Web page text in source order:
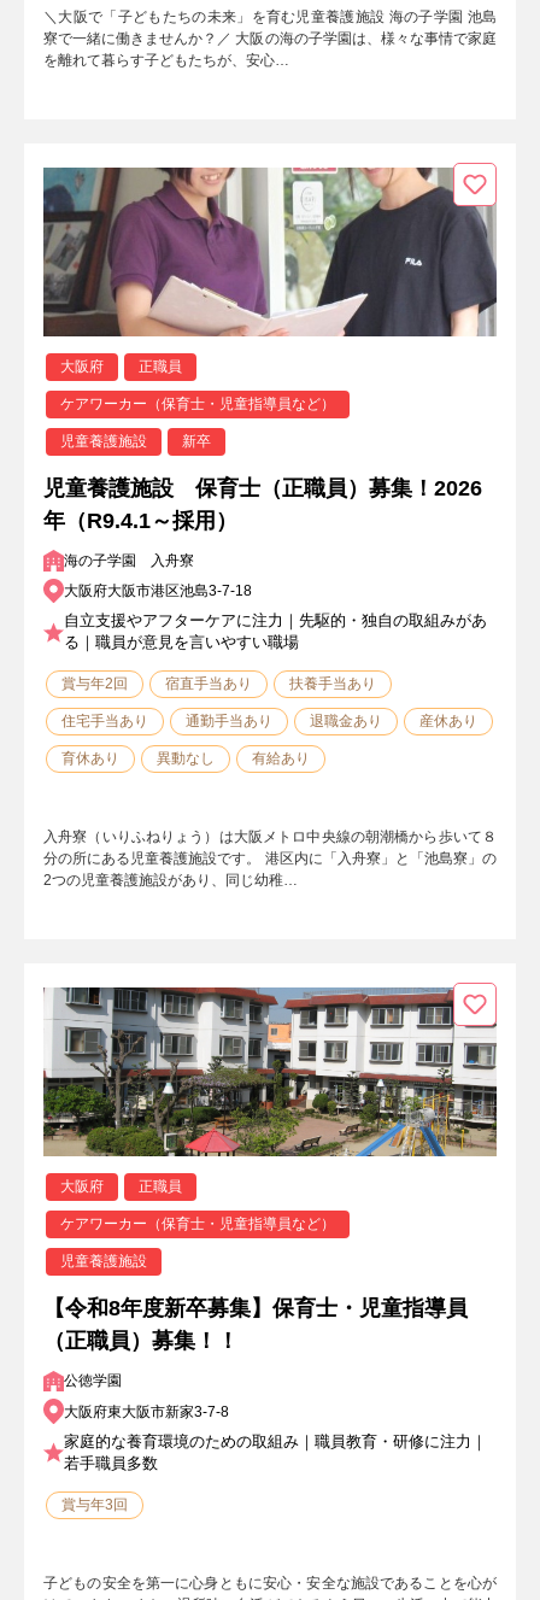
＼大阪で「子どもたちの未来」を育む児童養護施設 海の子学園 池島
寮で一緒に働きませんか？／ 大阪の海の子学園は、様々な事情で家庭
を離れて暮らす子どもたちが、安心…
大阪府 正職員
ケアワーカー（保育士・児童指導員など）
児童養護施設 新卒
児童養護施設 保育士（正職員）募集！2026
年（R9.4.1～採用）
海の子学園 入舟寮
大阪府大阪市港区池島3-7-18
自立支援やアフターケアに注力｜先駆的・独自の取組みがあ
る｜職員が意見を言いやすい職場
賞与年2回 宿直手当あり 扶養手当あり
住宅手当あり 通勤手当あり 退職金あり 産休あり
育休あり 異動なし 有給あり
入舟寮（いりふねりょう）は大阪メトロ中央線の朝潮橋から歩いて８
分の所にある児童養護施設です。 港区内に「入舟寮」と「池島寮」の
2つの児童養護施設があり、同じ幼稚…
大阪府 正職員
ケアワーカー（保育士・児童指導員など）
児童養護施設
【令和8年度新卒募集】保育士・児童指導員
（正職員）募集！！
公徳学園
大阪府東大阪市新家3-7-8
家庭的な養育環境のための取組み｜職員教育・研修に注力｜
若手職員多数
賞与年3回
子どもの安全を第一に心身ともに安心・安全な施設であることを心が